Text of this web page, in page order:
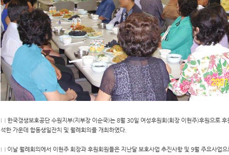
□ 한국갱생보호공단 수원지부(지부장 이순국)는 8월 30일 여성후원회(회장 이현주)후원으로
석한 가운데 합동생일잔치 및 월례회의를 개최하였다.
□ 이날 월례회의에서 이현주 회장과 후원회원들은 지난달 보호사업 추진사항 및 9월 주요사업